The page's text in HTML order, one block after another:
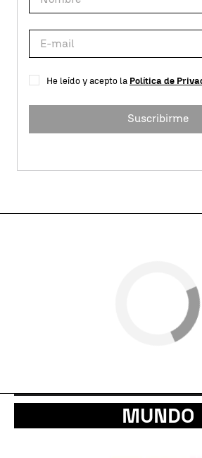
He leído y acepto la Política de
Suscribirme
MUNDO